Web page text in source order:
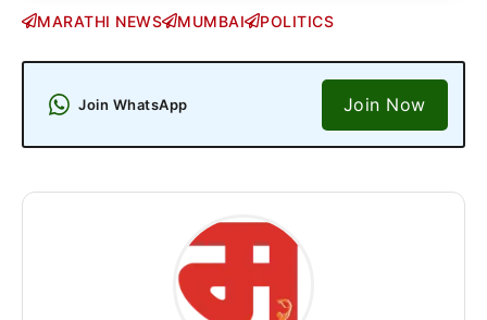
MARATHI NEWS MUMBAI POLITICS
Join WhatsApp Join Now